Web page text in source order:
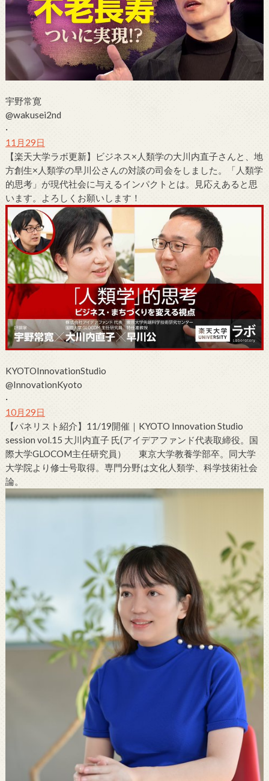
宇野常寛
@wakusei2nd
·
11月29日
【楽天大学ラボ更新】ビジネス×人類学の大 川内直子さんと、地
方創生×人類学の早川公さんの対談の司会をしました。「人類学
的思考」が現代社会に与えるインパクトとは。見応えあると思
います。よろしくお願いします！
KYOTOInnovationStudio
@InnovationKyoto
·
10月29日
【パネリスト紹介】11/19開催｜KYOTO Innovation Studio
session vol.15 大川内直子氏(アイデアファンド代表取締役。国
際大学GLOCOM主任研究員） 東京大学教養学部卒。同大学
大学院より修士号取得。専門分野は文化人類学、科学技術社会
論。